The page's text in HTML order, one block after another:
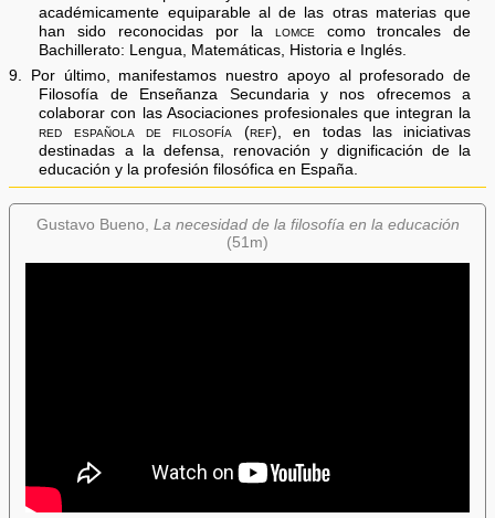
académicamente equiparable al de las otras materias que
han sido reconocidas por la lomce como troncales de
Bachillerato: Lengua, Matemáticas, Historia e Inglés.
9. Por último, manifestamos nuestro apoyo al profesorado de
Filosofía de Enseñanza Secundaria y nos ofrecemos a
colaborar con las Asociaciones profesionales que integran la
red española de filosofía (ref), en todas las iniciativas
destinadas a la defensa, renovación y dignificación de la
educación y la profesión filosófica en España.
Gustavo Bueno, La necesidad de la filosofía en la educación
(51m)